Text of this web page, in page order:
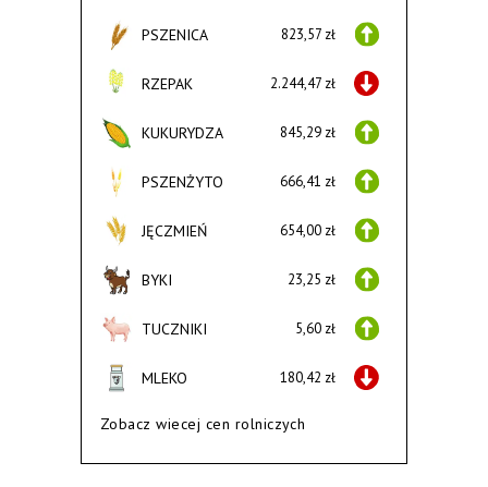
PSZENICA 823,57 zł
RZEPAK 2.244,47 zł
KUKURYDZA 845,29 zł
PSZENŻYTO 666,41 zł
JĘCZMIEŃ 654,00 zł
BYKI 23,25 zł
TUCZNIKI 5,60 zł
MLEKO 180,42 zł
Zobacz wiecej cen rolniczych